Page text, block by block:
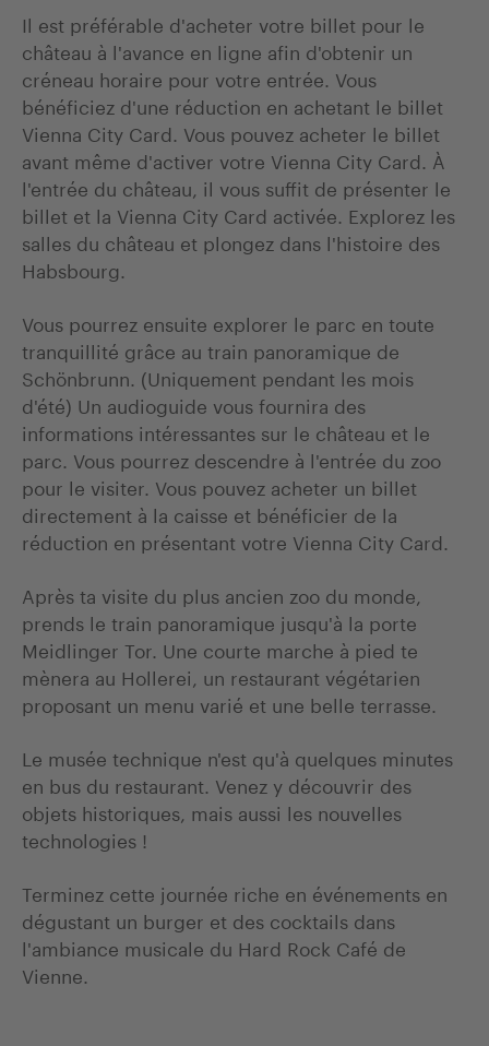
Il est préférable d'acheter votre billet pour le
château à l'avance en ligne afin d'obtenir un
créneau horaire pour votre entrée. Vous
bénéficiez d'une réduction en achetant le billet
Vienna City Card. Vous pouvez acheter le billet
avant même d'activer votre Vienna City Card. À
l'entrée du château, il vous suffit de présenter le
billet et la Vienna City Card activée. Explorez les
salles du château et plongez dans l'histoire des
Habsbourg.
Vous pourrez ensuite explorer le parc en toute
tranquillité grâce au train panoramique de
Schönbrunn. (Uniquement pendant les mois
d'été) Un audioguide vous fournira des
informations intéressantes sur le château et le
parc. Vous pourrez descendre à l'entrée du zoo
pour le visiter. Vous pouvez acheter un billet
directement à la caisse et bénéficier de la
réduction en présentant votre Vienna City Card.
Après ta visite du plus ancien zoo du monde,
prends le train panoramique jusqu'à la porte
Meidlinger Tor. Une courte marche à pied te
mènera au Hollerei, un restaurant végétarien
proposant un menu varié et une belle terrasse.
Le musée technique n'est qu'à quelques minutes
en bus du restaurant. Venez y découvrir des
objets historiques, mais aussi les nouvelles
technologies !
Terminez cette journée riche en événements en
dégustant un burger et des cocktails dans
l'ambiance musicale du Hard Rock Café de
Vienne.